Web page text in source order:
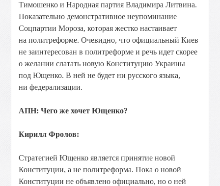
Тимошенко и Народная партия Владимира Литвина.
Показательно демонстративное неупоминание
Соцпартии Мороза, которая жестко настаивает
на политреформе. Очевидно, что официальный Киев
не заинтересован в политреформе и речь идет скорее
о желании слатать новую Конституцию Украины
под Ющенко. В ней не будет ни русского языка,
ни федерализации.
АПН: Чего же хочет Ющенко?
Кирилл Фролов:
Стратегией Ющенко является принятие новой
Конституции, а не политреформа. Пока о новой
Конституции не объявлено официально, но о ней